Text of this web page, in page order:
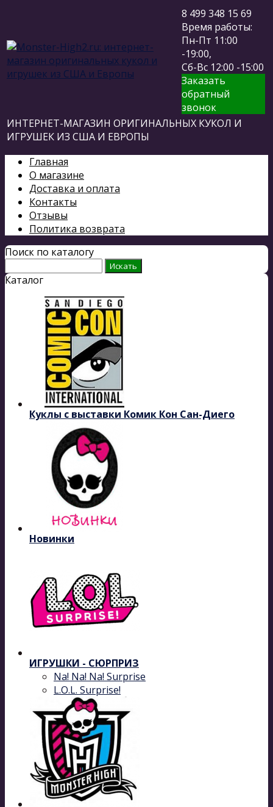
8 499 348 15 69
Время работы:
Пн-Пт 11:00
-19:00,
Сб-Вс 12:00 -15:00
Заказать
обратный
звонок
ИНТЕРНЕТ-МАГАЗИН ОРИГИНАЛЬНЫХ КУКОЛ И
ИГРУШЕК ИЗ США И ЕВРОПЫ
Главная
О магазине
Доставка и оплата
Контакты
Отзывы
Политика возврата
Поиск по каталогу
Каталог
Куклы с выставки Комик Кон Сан-Диего
Новинки
ИГРУШКИ - СЮРПРИЗ
Na! Na! Na! Surprise
L.O.L. Surprise!